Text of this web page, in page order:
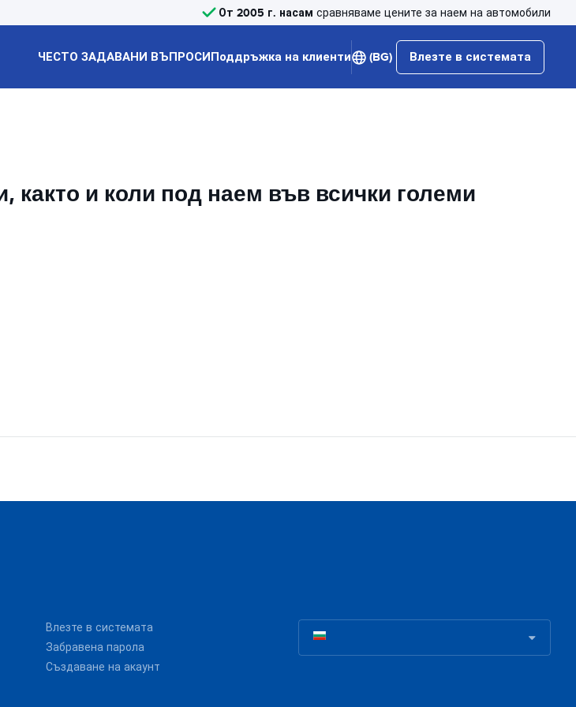
От 2005 г. насам сравняваме цените за наем на автомобили
ЧЕСТО ЗАДАВАНИ ВЪПРОСИПоддръжка на клиенти (BG) Влезте в системата
както и коли под наем във всички големи
Влезте в системата
Забравена парола
Създаване на акаунт